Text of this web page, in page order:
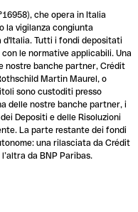
che opera in Italia
la vigilanza congiunta
d'Italia. Tutti i fondi depositati
le normative applicabili. Una
nostre banche partner, Crédit
Martin Maurel, o
sono custoditi presso
delle nostre banche partner, i
Depositi e delle Risoluzioni
La parte restante dei fondi
una rilasciata da Crédit
da BNP Paribas.